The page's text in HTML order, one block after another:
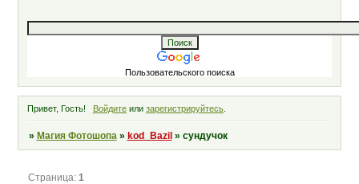
Пользовательского поиска
Привет, Гость! Войдитеили зарегистрируйтесь.
» Магия Фотошопа » kod_Bazil » сундучок
Страница: 1